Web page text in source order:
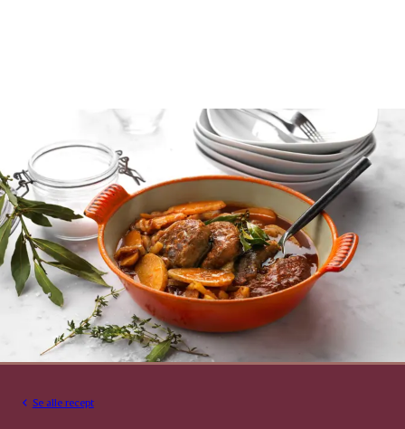
Se alle recept